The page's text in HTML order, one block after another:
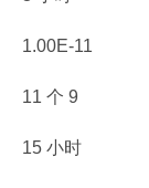
1.00E-11
11 个 9
15 小时